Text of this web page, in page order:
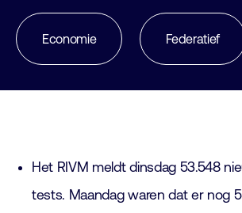
Economie Federatief
Het RIVM meldt dinsdag 53.548
tests. Maandag waren dat er nog